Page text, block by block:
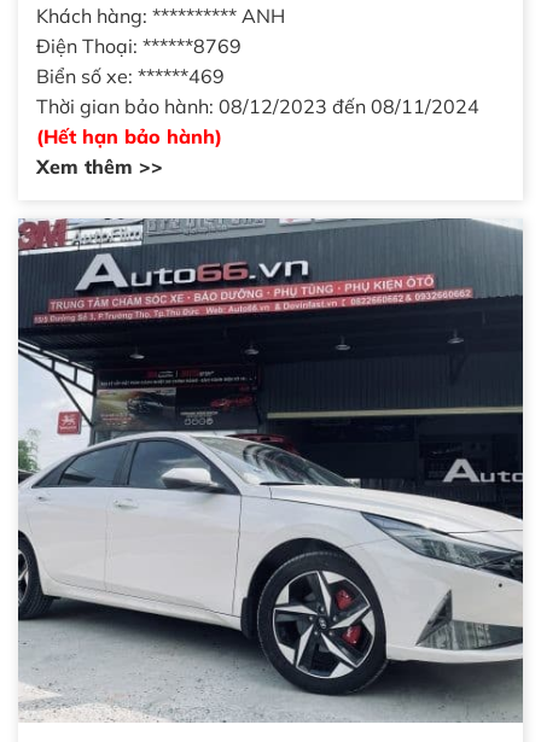
Khách hàng: ********** ANH
Điện Thoại: ******8769
Biển số xe: ******469
Thời gian bảo hành: 08/12/2023 đến 08/11/2024
(Hết hạn bảo hành)
Xem thêm >>